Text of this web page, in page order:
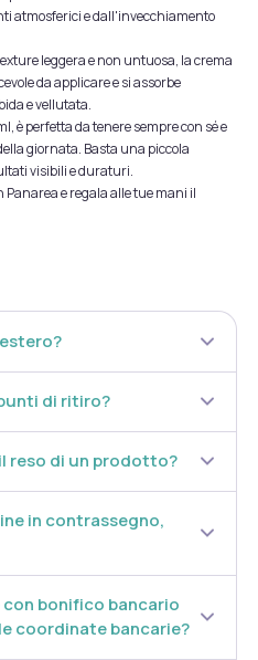
atmosferici e dall'invecchiamento
leggera e non untuosa, la crema
da applicare e si assorbe
e vellutata.
è perfetta da tenere sempre con sé e
giornata. Basta una piccola
visibili e duraturi.
Panarea e regala alle tue mani il
di ritiro?
reso di un prodotto?
in contrassegno,
bonifico bancario
coordinate bancarie?